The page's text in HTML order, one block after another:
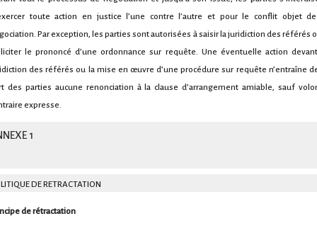
toute action en justice l’une contre l’autre et pour le conflit objet
Par exception, les parties sont autorisées à saisir la juridiction des référés
le prononcé d’une ordonnance sur requête. Une éventuelle action
des référés ou la mise en œuvre d’une procédure sur requête n’entraîne
des parties aucune renonciation à la clause d’arrangement amiable, sauf
expresse.
1
DE RETRACTATION
de rétractation